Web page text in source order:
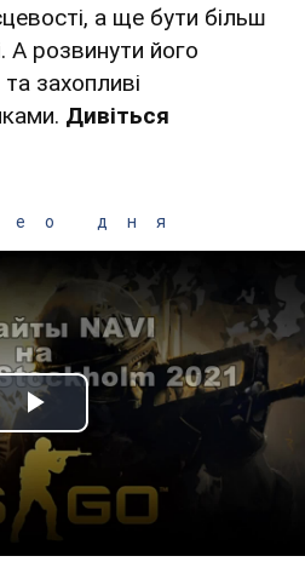
а ще бути більш
А розвинути його
захопливі
Дивіться
дня
Play Video